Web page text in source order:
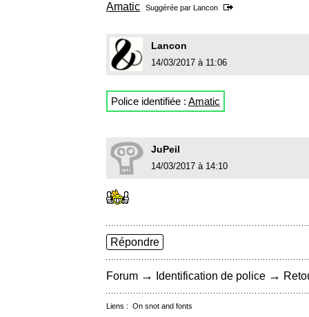
Amatic Suggérée par Lancon
Lancon
14/03/2017 à 11:06
Police identifiée : Amatic
JuPeil
14/03/2017 à 14:10
Répondre
Forum → Identification de police →
Liens : On snot and fonts